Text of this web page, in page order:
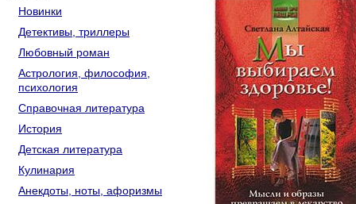
Новинки
Детективы, триллеры
Любовный роман
Астрология, философия,
психология
Справочная литература
История
Детская литература
Кулинария
Анекдоты, ноты, афоризмы